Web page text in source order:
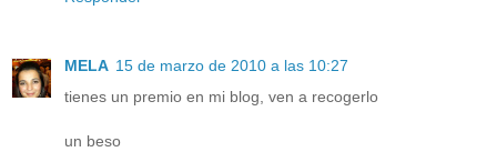
MELA 15 de marzo de 2010 a las 10:27
tienes un premio en mi blog, ven a recogerlo
un beso